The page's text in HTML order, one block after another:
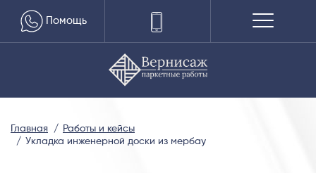
Помощь
Главная
Работы и кейсы
Укладка инженерной доски из мербау